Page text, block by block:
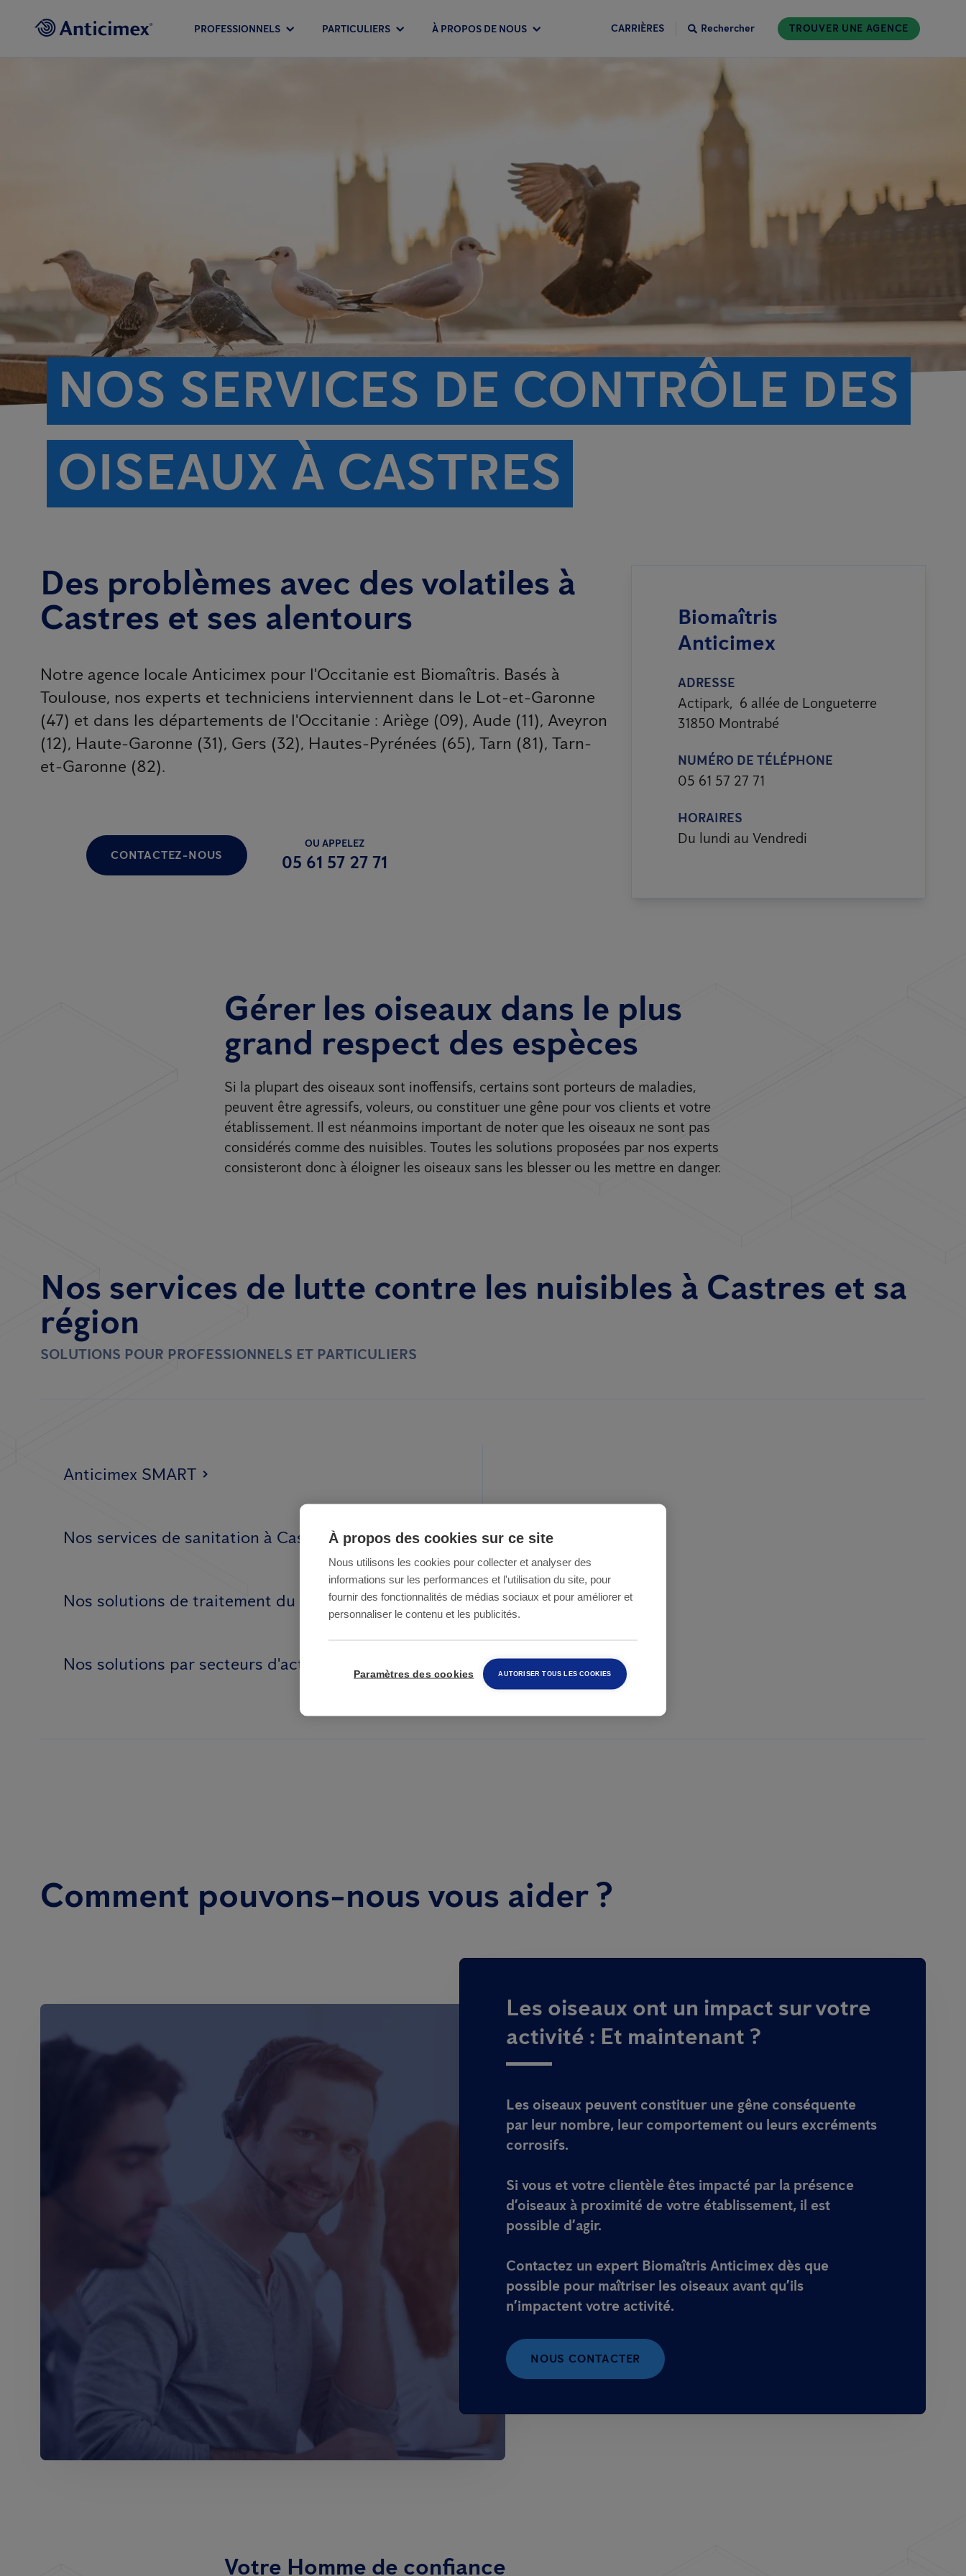
PROFESSIONNELS PARTICULIERS À PROPOS DE NOUS CARRIÈRES Rechercher TROUVER UNE AGENCE
NOS SERVICES DE CONTRÔLE DES
OISEAUX À CASTRES
Des problèmes avec des volatiles à
Castres et ses alentours
Notre agence locale Anticimex pour l'Occitanie est Biomaîtris. Basés à
Toulouse, nos experts et techniciens interviennent dans le Lot-et-Garonne
(47) et dans les départements de l'Occitanie : Ariège (09), Aude (11), Aveyron
(12), Haute-Garonne (31), Gers (32), Hautes-Pyrénées (65), Tarn (81), Tarn-
et-Garonne (82).
CONTACTEZ-NOUS
OU APPELEZ
05 61 57 27 71
Biomaîtris
Anticimex
ADRESSE
Actipark, 6 allée de Longueterre
31850 Montrabé
NUMÉRO DE TÉLÉPHONE
05 61 57 27 71
HORAIRES
Du lundi au Vendredi
Gérer les oiseaux dans le plus
grand respect des espèces
Si la plupart des oiseaux sont inoffensifs, certains sont porteurs de maladies,
peuvent être agressifs, voleurs, ou constituer une gêne pour vos clients et votre
établissement. Il est néanmoins important de noter que les oiseaux ne sont pas
considérés comme des nuisibles. Toutes les solutions proposées par nos experts
consisteront donc à éloigner les oiseaux sans les blesser ou les mettre en danger.
Nos services de lutte contre les nuisibles à Castres et sa
région
SOLUTIONS POUR PROFESSIONNELS ET PARTICULIERS
Anticimex SMART
Nos services de sanitation à Castres
Nos solutions de traitement du bois à Castres
Nos solutions par secteurs d'activité
Comment pouvons-nous vous aider ?
Les oiseaux ont un impact sur votre
activité : Et maintenant ?
Les oiseaux peuvent constituer une gêne conséquente
par leur nombre, leur comportement ou leurs excréments
corrosifs.
Si vous et votre clientèle êtes impacté par la présence
d’oiseaux à proximité de votre établissement, il est
possible d’agir.
Contactez un expert Biomaîtris Anticimex dès que
possible pour maîtriser les oiseaux avant qu’ils
n’impactent votre activité.
NOUS CONTACTER
Votre Homme de confiance
À propos des cookies sur ce site
Nous utilisons les cookies pour collecter et analyser des
informations sur les performances et l'utilisation du site, pour
fournir des fonctionnalités de médias sociaux et pour améliorer et
personnaliser le contenu et les publicités.
Paramètres des cookies AUTORISER TOUS LES COOKIES